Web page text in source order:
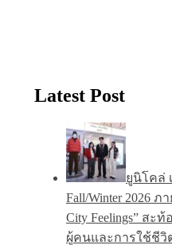
Latest Post
ยูนิโคล่
Fall/Winter 2026 ภ
City Feelings” ส
ผู้คนและการใช้ชีวิ